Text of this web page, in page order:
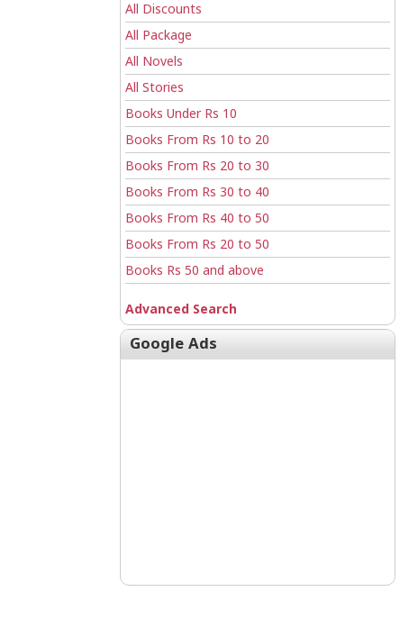
All Discounts
All Package
All Novels
All Stories
Books Under Rs 10
Books From Rs 10 to 20
Books From Rs 20 to 30
Books From Rs 30 to 40
Books From Rs 40 to 50
Books From Rs 20 to 50
Books Rs 50 and above
Advanced Search
Google Ads